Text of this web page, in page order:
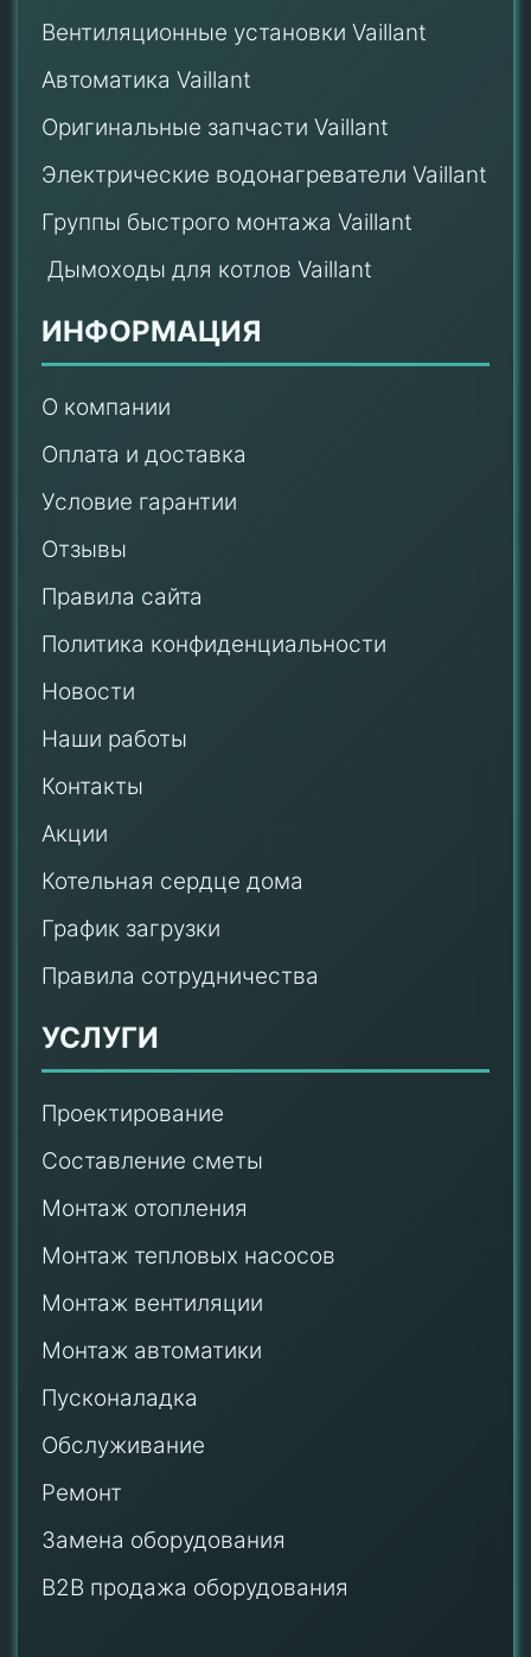
Вентиляционные установки Vaillant
Автоматика Vaillant
Оригинальные запчасти Vaillant
Электрические водонагреватели Vaillant
Группы быстрого монтажа Vaillant
Дымоходы для котлов Vaillant
ИНФОРМАЦИЯ
О компании
Оплата и доставка
Условие гарантии
Отзывы
Правила сайта
Политика конфиденциальности
Новости
Наши работы
Контакты
Акции
Котельная сердце дома
График загрузки
Правила сотрудничества
УСЛУГИ
Проектирование
Составление сметы
Монтаж отопления
Монтаж тепловых насосов
Монтаж вентиляции
Монтаж автоматики
Пусконаладка
Обслуживание
Ремонт
Замена оборудования
B2B продажа оборудования